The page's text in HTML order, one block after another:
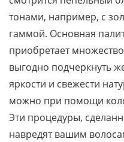
тонами, например, с
гаммой. Основная
приобретает
выгодно подчеркнуть
яркости и свежести
можно при помощи
Эти процедуры,
навредят вашим